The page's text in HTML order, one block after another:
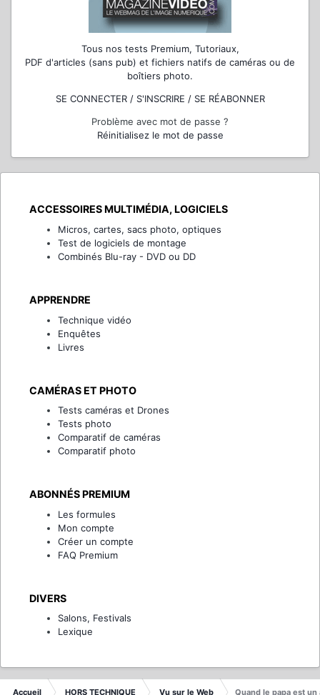
Tous nos tests Premium, Tutoriaux,
PDF d'articles (sans pub) et fichiers natifs de caméras ou de
boîtiers photo.
SE CONNECTER / S'INSCRIRE / SE RÉABONNER
Problème avec mot de passe ?
Réinitialisez le mot de passe
ACCESSOIRES MULTIMÉDIA, LOGICIELS
Micros, cartes, sacs photo, optiques
Test de logiciels de montage
Combinés Blu-ray - DVD ou DD
APPRENDRE
Technique vidéo
Enquêtes
Livres
CAMÉRAS ET PHOTO
Tests caméras et Drones
Tests photo
Comparatif de caméras
Comparatif photo
ABONNÉS PREMIUM
Les formules
Mon compte
Créer un compte
FAQ Premium
DIVERS
Salons, Festivals
Lexique
Accueil HORS TECHNIQUE Vu sur le Web Quand le papa est un